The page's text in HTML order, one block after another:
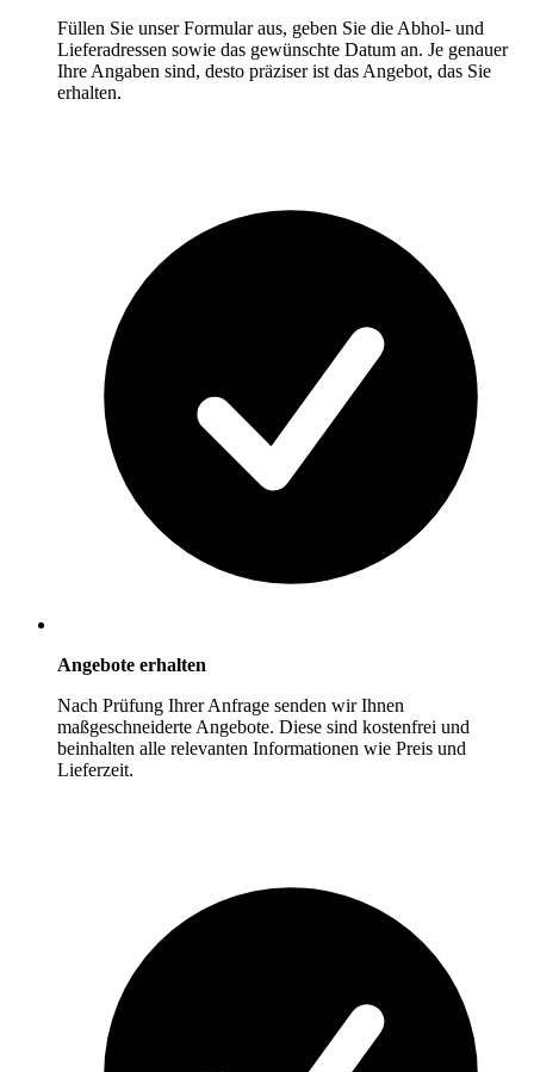
Füllen Sie unser Formular aus, geben Sie die Abhol- und
Lieferadressen sowie das gewünschte Datum an. Je genauer
Ihre Angaben sind, desto präziser ist das Angebot, das Sie
erhalten.
Angebote erhalten
Nach Prüfung Ihrer Anfrage senden wir Ihnen
maßgeschneiderte Angebote. Diese sind kostenfrei und
beinhalten alle relevanten Informationen wie Preis und
Lieferzeit.